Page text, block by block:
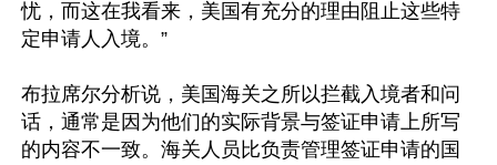
忧，而这在我看来，美国有充分的理由阻止这些特
定申请人入境。”
布拉席尔分析说，美国海关之所以拦截入境者和问
话，通常是因为他们的实际背景与签证申请上所写
的内容不一致。海关人员比负责管理签证申请的国